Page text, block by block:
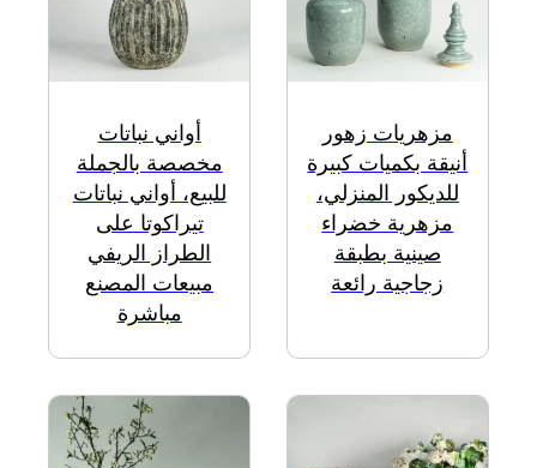
مزهريات زهور
أنيقة بكميات كبيرة
للديكور المنزلي،
مزهرية خضراء
صينية بطبقة
زجاجية رائعة
أواني نباتات
مخصصة بالجملة
للبيع، أواني نباتات
تيراكوتا على
الطراز الريفي
مبيعات المصنع
مباشرة